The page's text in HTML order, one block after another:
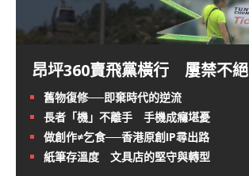
昂坪360賣飛黨橫行 屢禁不絕
舊物復修──即棄時代的逆流
長者「機」不離手 手機成癮堪憂
做創作≠乞食──香港原創IP尋出路
紙筆存溫度 文具店的堅守與轉型